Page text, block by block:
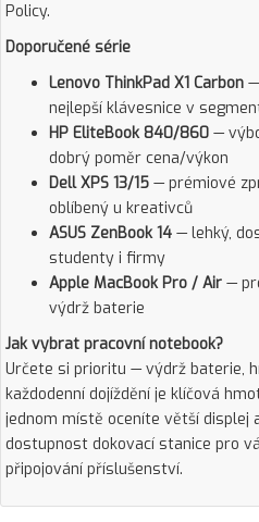
Policy.
Doporučené série
Lenovo ThinkPad X1 Carbon
nejlepší klávesnice v
HP EliteBook 840/860 —
dobrý poměr cena/výkon
Dell XPS 13/15 — prémiové
oblíbený u kreativců
ASUS ZenBook 14 — lehký,
studenty i firmy
Apple MacBook Pro / Air —
výdrž baterie
Jak vybrat pracovní notebook?
Určete si prioritu — výdrž baterie,
každodenní dojíždění je klíčová
jednom místě oceníte větší displej
dostupnost dokovací stanice pro
připojování příslušenství.